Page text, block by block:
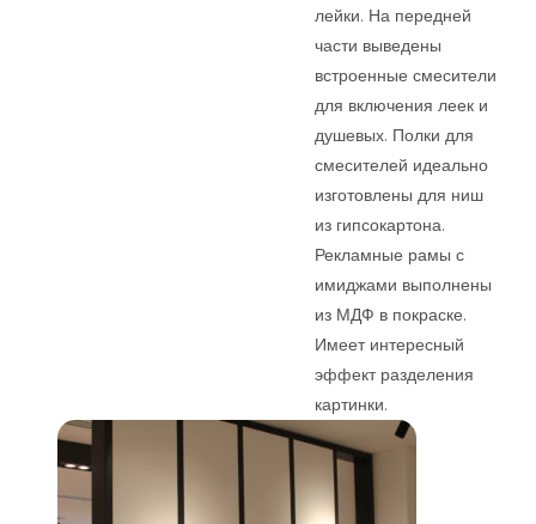
лейки. На передней
части выведены
встроенные смесители
для включения леек и
душевых. Полки для
смесителей идеально
изготовлены для ниш
из гипсокартона.
Рекламные рамы с
имиджами выполнены
из МДФ в покраске.
Имеет интересный
эффект разделения
картинки.